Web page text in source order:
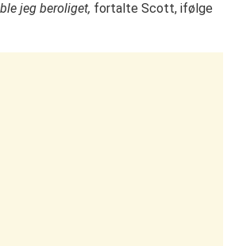
jeg beroliget, fortalte Scott, ifølge